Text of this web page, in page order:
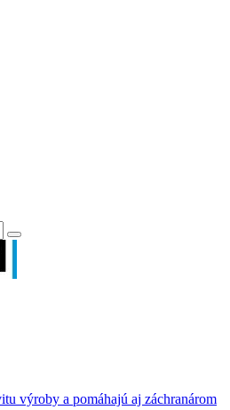
výroby a pomáhajú aj záchranárom